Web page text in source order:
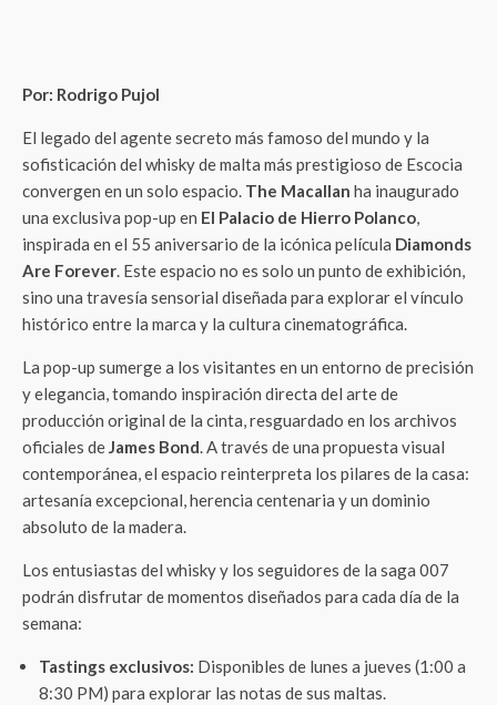
Por: Rodrigo Pujol
El legado del agente secreto más famoso del mundo y la
sofisticación del whisky de malta más prestigioso de Escocia
convergen en un solo espacio. The Macallan ha inaugurado
una exclusiva pop-up en El Palacio de Hierro Polanco,
inspirada en el 55 aniversario de la icónica película Diamonds
Are Forever. Este espacio no es solo un punto de exhibición,
sino una travesía sensorial diseñada para explorar el vínculo
histórico entre la marca y la cultura cinematográfica.
La pop-up sumerge a los visitantes en un entorno de precisión
y elegancia, tomando inspiración directa del arte de
producción original de la cinta, resguardado en los archivos
oficiales deJames Bond. A través de una propuesta visual
contemporánea, el espacio reinterpreta los pilares de la casa:
artesanía excepcional, herencia centenaria y un dominio
absoluto de la madera.
Los entusiastas del whisky y los seguidores de la saga 007
podrán disfrutar de momentos diseñados para cada día de la
semana:
Tastings exclusivos: Disponibles de lunes a jueves (1:00 a
8:30 PM) para explorar las notas de sus maltas.